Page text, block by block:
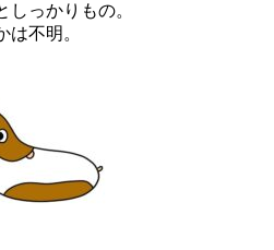
っかりもの。
は不明。